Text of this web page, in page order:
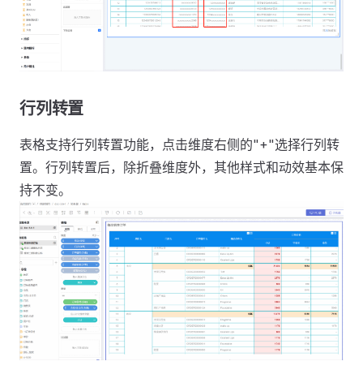
行列转置
表格支持行列转置功能，点击维度右侧的"+"选择行列转
置。行列转置后，除折叠维度外，其他样式和动效基本保
持不变。